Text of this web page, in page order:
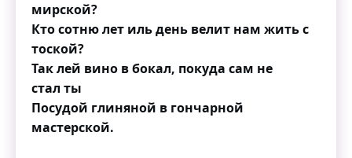
мирской?
Кто сотню лет иль день велит нам жить с
тоской?
Так лей вино в бокал, покуда сам не
стал ты
Посудой глиняной в гончарной
мастерской.